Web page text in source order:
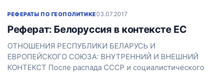
РЕФЕРАТЫ ПО ГЕОПОЛИТИКЕ03.07.2017
Реферат: Белоруссия в контексте ЕС
ОТНОШЕНИЯ РЕСПУБЛИКИ БЕЛАРУСЬ И
ЕВРОПЕЙСКОГО СОЮЗА: ВНУТРЕННИЙ И ВНЕШНИЙ
КОНТЕКСТ После распада СССР и социалистического